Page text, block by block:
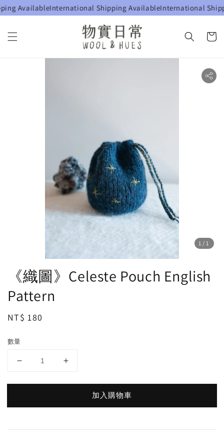
AvailableInternational Shipping AvailableInternational
1 /1
《織圖》Celeste Pouch English
Pattern
Regular
NT$ 180
數量
加入購物車